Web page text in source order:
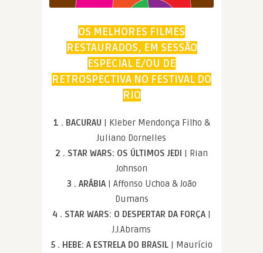
OS MELHORES FILMES
RESTAURADOS, EM SESSÃO
ESPECIAL E/OU DE
RETROSPECTIVA NO FESTIVAL DO
RIO
1 . BACURAU | Kleber Mendonça Filho &
Juliano Dornelles
2 . STAR WARS: OS ÚLTIMOS JEDI | Rian
Johnson
3 . ARÁBIA | Affonso Uchoa & João
Dumans
4 . STAR WARS: O DESPERTAR DA FORÇA |
J.J.Abrams
5 . HEBE: A ESTRELA DO BRASIL | Maurício